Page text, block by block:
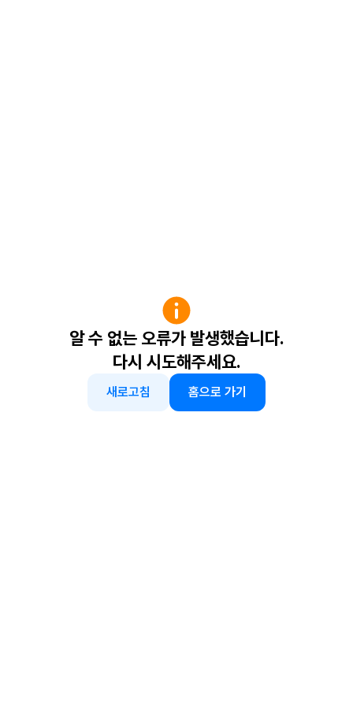
알 수 없는 오류가 발생했습니다.
다시 시도해주세요.
새로고침 홈으로 가기